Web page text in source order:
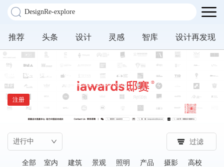
推荐 头条 设计 灵感 智库 设计再发现
邸赛设计竞赛中心
作品提交邮箱：indesignaddcom@foxmail.com
注册
过滤
全部 室内 建筑 景观 照明 产品 摄影 高校